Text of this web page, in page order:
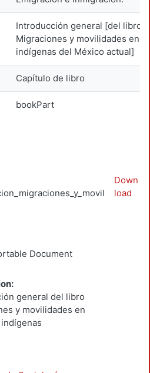
Introducción general [del libro
Migraciones y movilidades en
indígenas del México actual]
Capítulo de libro
bookPart
Document
general del libro
y movilidades en
Down
load